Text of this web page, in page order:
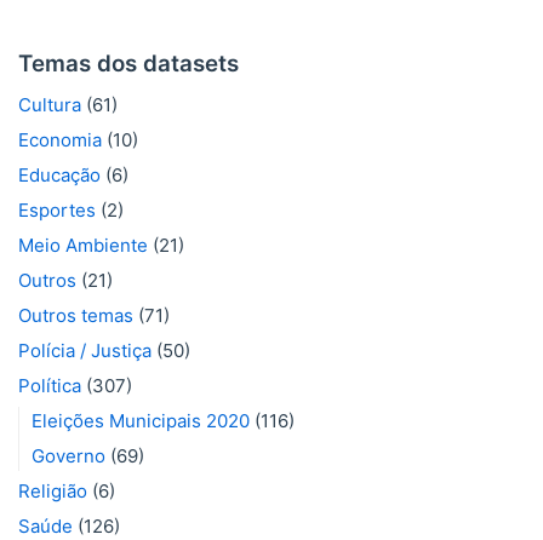
Temas dos datasets
Cultura (61)
Economia (10)
Educação (6)
Esportes (2)
Meio Ambiente (21)
Outros (21)
Outros temas (71)
Polícia / Justiça (50)
Política (307)
Eleições Municipais 2020 (116)
Governo (69)
Religião (6)
Saúde (126)